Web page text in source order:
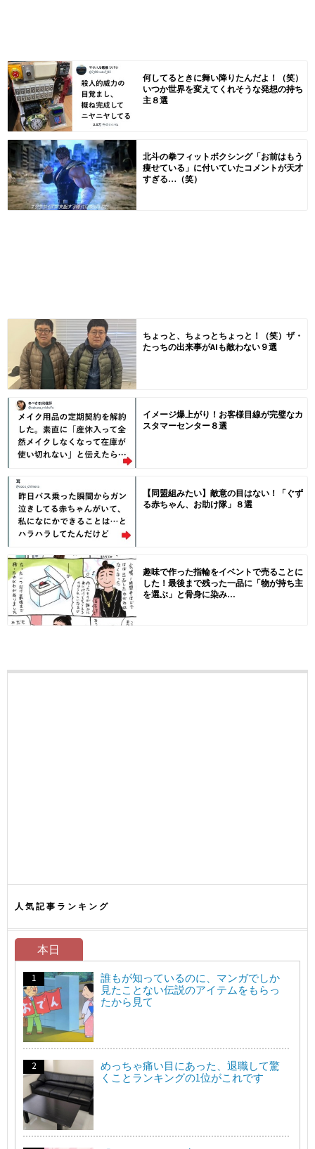
何してるときに舞い降りたんだよ！（笑）
いつか世界を変えてくれそうな発想の持ち
主８選
北斗の拳フィットボクシング「お前はもう
痩せている」に付いていたコメントが天才
すぎる…（笑）
ちょっと、ちょっとちょっと！（笑）ザ・
たっちの出来事がAIも敵わない９選
イメージ爆上がり！お客様目線が完璧なカ
スタマーセンター８選
【同盟組みたい】敵意の目はない！「ぐず
る赤ちゃん、お助け隊」８選
趣味で作った指輪をイベントで売ることに
した！最後まで残った一品に「物が持ち主
を選ぶ」と骨身に染み...
人気記事ランキング
本日
誰もが知っているのに、マンガでしか
見たことない伝説のアイテムをもらっ
たから見て
めっちゃ痛い目にあった、退職して驚
くことランキングの1位がこれです